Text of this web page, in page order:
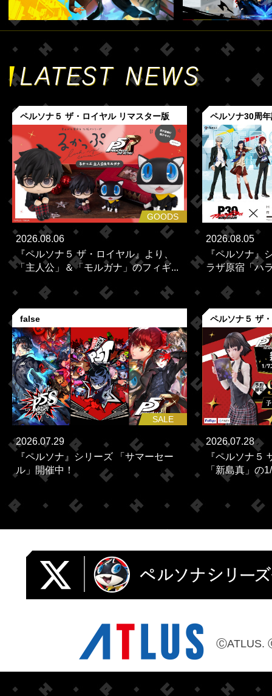
ペルソナ５ ザ・ロイヤル リマスター版
GOODS
2026.08.06
『ペルソナ５ ザ・ロイヤル』より、
「主人公」＆「モルガナ」のフィギ...
ペルソナ30周
2026.08.05
『ペルソナ』
ラザ原宿「ハ
false
SALE
2026.07.29
『ペルソナ』シリーズ 「サマーセー
ル」開催中！
ペルソナ５ ザ
2026.07.28
『ペルソナ５
「新島真」の
ⒸATLUS.